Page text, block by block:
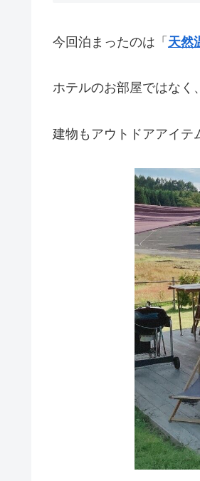
今回泊まったのは「 天然
ホテルのお部屋ではなく
建物もアウトドアアイテ